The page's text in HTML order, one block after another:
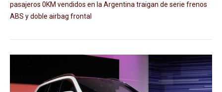
pasajeros 0KM vendidos en la Argentina traigan de serie frenos
ABS y doble airbag frontal